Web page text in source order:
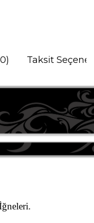
Taksit